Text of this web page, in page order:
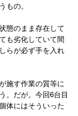
の。
態のまま存在して
も劣化していて間
らが必ず手を入れ
施す作業の質等に
。だが。今回6台目
体にはそういった